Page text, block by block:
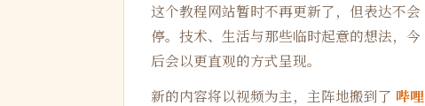
这个教程网站暂时不再更新了，但表达不会
停。技术、生活与那些临时起意的想法，今
后会以更直观的方式呈现。
新的内容将以视频为主，主阵地搬到了 哔哩